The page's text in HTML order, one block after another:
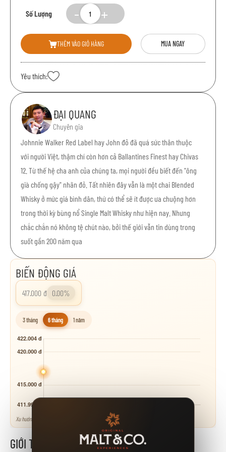
Số Lượng
THÊM VÀO GIỎ HÀNG MUA NGAY
Yêu thích:
ĐẠI QUANG
Chuyên gia
Johnnie Walker Red Label hay John đỏ đã quá sức thân thuộc
với người Việt, thậm chí còn hơn cả Ballantines Finest hay Chivas
12. Từ thế hệ cha anh của chúng ta, mọi người đều biết đến "ông
già chống gậy" nhãn đỏ. Tất nhiên đây vẫn là một chai Blended
Whisky ở mức giá bình dân, thứ có thể sẽ ít được ưa chuộng hơn
trong thời kỳ bùng nổ Single Malt Whisky như hiện nay. Nhưng
chắc chắn nó không tệ chút nào, bởi thế giới vẫn tin dùng trong
suốt gần 200 năm qua
BIẾN ĐỘNG GIÁ
417.000 đ 0.00%
3 tháng 6 tháng 1 năm
Xu hướng tham khảo - neo theo các mốc giá niêm yết.
GIỚI THIỆU